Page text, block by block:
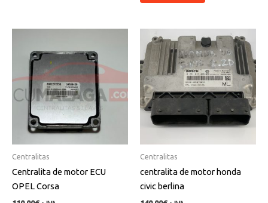
Centralitas
Centralita de motor ECU
OPEL Corsa
Centralitas
centralita de motor honda
civic berlina